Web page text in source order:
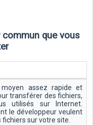
que vous
assez rapide et
transférer des fichiers,
utilisés sur Internet.
le développeur veulent
fichiers sur votre site.